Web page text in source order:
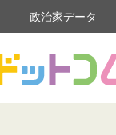
政治家データ